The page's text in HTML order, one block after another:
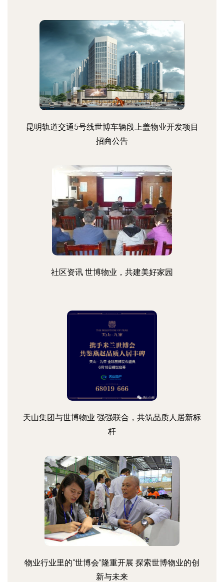
昆明轨道交通5号线世博车辆段上盖物业开发项目
招商公告
社区资讯 世博物业，共建美好家园
天山集团与世博物业 强强联合，共筑品质人居新标
杆
物业行业里的“世博会”隆重开展 探索世博物业的创
新与未来